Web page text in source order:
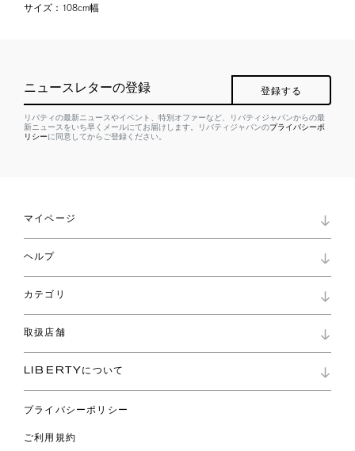
サイズ ： 108cm幅
ニュースレターの登録 登録する
リバティの最新ニュースやイベント、特別オファーなど、リバティジャパンからの最
新ニュースをいち早くメールにてお届けします。リバティジャパンのプライバシーポ
リシーに同意してからご登録ください。
マイページ
ロイヤリティプログラム
パスワード再設定
ショッピングバッグ
ヘルプ
お問い合わせ
よくあるご質問
ご利用ガイド
カテゴリ
コレクション
ファブリックス
バッグ
ウェア
ライフスタイル
取扱店舗
リバティ・ファブリックス
LIBERTYについて
プライバシーポリシー
ご利用規約